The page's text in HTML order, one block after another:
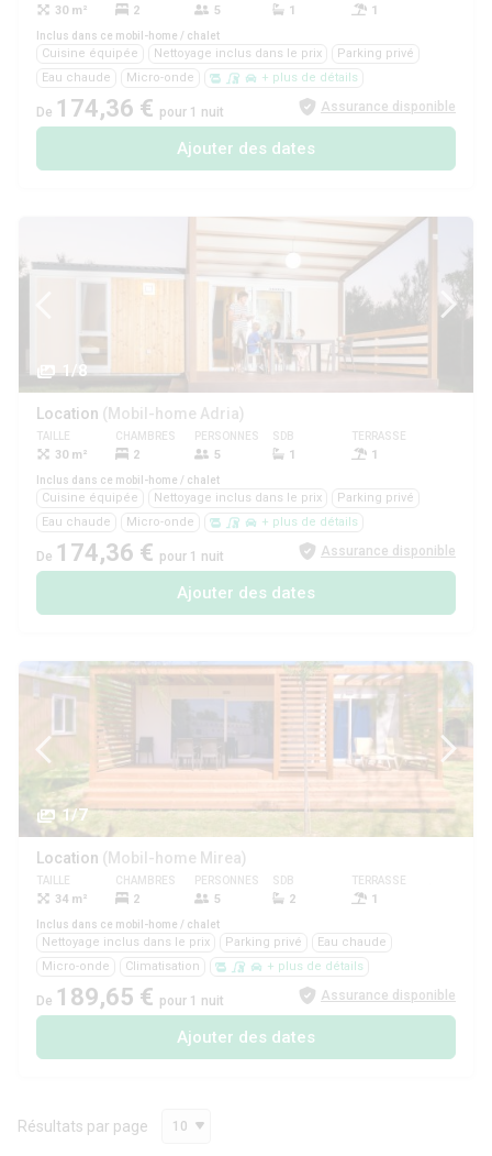
30 m² 2 5 1 1
Inclus dans ce mobil-home / chalet
Cuisine équipée Nettoyage inclus dans le prix
Parking privé
Eau chaude
Micro-onde + plus de détails
De 174,36 € pour 1 nuit Assurance disponible
Ajouter des dates
1/8
Location (Mobil-home Adria)
TAILLE
30 m²
CHAMBRES
2
PERSONNES
5
SDB
1
TERRASSE
1
Inclus dans ce mobil-home / chalet
Cuisine équipée Nettoyage inclus dans le prix
Parking privé
Eau chaude
Micro-onde + plus de détails
De 174,36 € pour 1 nuit Assurance disponible
Ajouter des dates
1/7
Location (Mobil-home Mirea)
TAILLE
34 m²
CHAMBRES
2
PERSONNES
5
SDB
2
TERRASSE
1
Inclus dans ce mobil-home / chalet
Nettoyage inclus dans le prix Parking privé
Eau chaude
Micro-onde
Climatisation + plus de détails
De 189,65 € pour 1 nuit Assurance disponible
Ajouter des dates
Résultats par page 10